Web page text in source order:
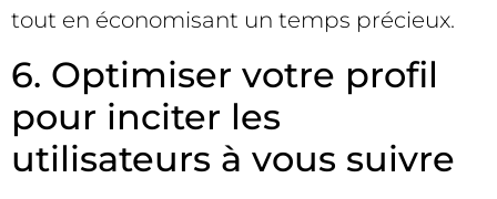
tout en économisant un temps précieux.
6. Optimiser votre profil
pour inciter les
utilisateurs à vous suivre